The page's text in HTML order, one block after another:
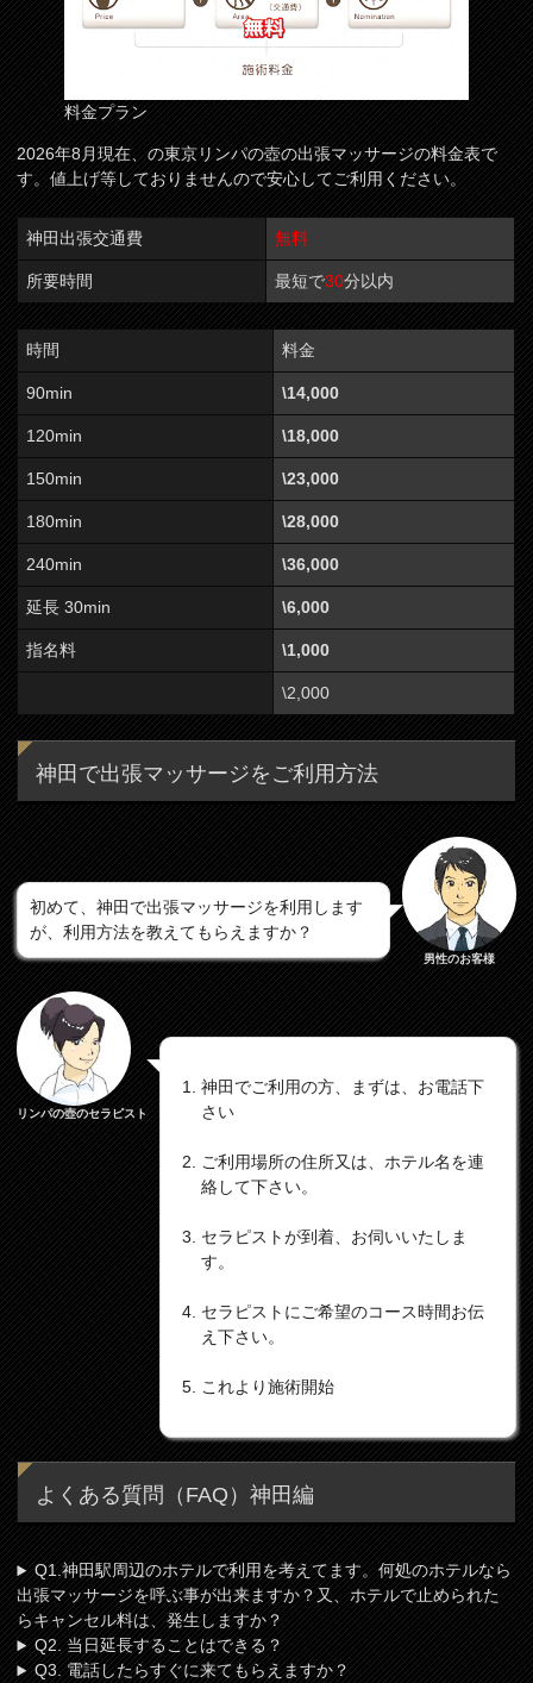
料金プラン
2026年8月現在、の東京リンパの壺の出張マッサージの料金表で
す。値上げ等しておりませんので安心してご利用ください。
神田出張交通費 無料
所要時間 最短で30分以内
時間 料金
90min \14,000
120min \18,000
150min \23,000
180min \28,000
240min \36,000
延長 30min \6,000
指名料 \1,000
\2,000
神田で出張マッサージをご利用方法
初めて、神田で出張マッサージを利用します
が、利用方法を教えてもらえますか？
男性のお客様
リンパの壺のセラピスト
神田でご利用の方、まずは、お電話下
さい
ご利用場所の住所又は、ホテル名を連
絡して下さい。
セラピストが到着、お伺いいたしま
す。
セラピストにご希望のコース時間お伝
え下さい。
これより施術開始
よくある質問（FAQ）神田編
Q1.神田駅周辺のホテルで利用を考えてます。何処のホテルなら
出張マッサージを呼ぶ事が出来ますか？又、ホテルで止められた
らキャンセル料は、発生しますか？
Q2. 当日延長することはできる？
Q3. 電話したらすぐに来てもらえますか？